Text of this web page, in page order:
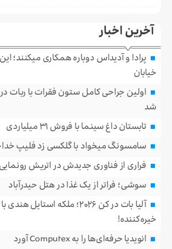
آخرین اخبار
پرادا و آدیداس دوباره همکاری میکنند؛
خیابان
اولین جراحی کامل ستون فقرات با ربات
شد
تابستان داغ سینما با فروش ۳۱ میلیاردی
سامسونگ میخواد با گلکسی زد فلیپ
فراری از فناوری جدیدش در اتریش
سوشی؛ فراتر از یک غذا در هتل حیدرآباد
آلیا بات در کن ۲۰۲۶؛ ملکه
خیره‌کننده!
انویدیا حرفه‌ای‌ها را به Computex آورد